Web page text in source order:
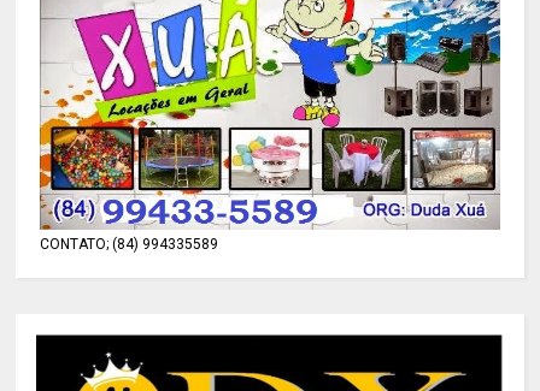
CONTATO; (84) 994335589